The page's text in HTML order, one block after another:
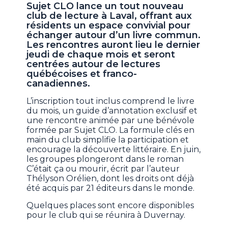
Sujet CLO lance un tout nouveau
club de lecture à Laval, offrant aux
résidents un espace convivial pour
échanger autour d’un livre commun.
Les rencontres auront lieu le dernier
jeudi de chaque mois et seront
centrées autour de lectures
québécoises et franco-
canadiennes.
L’inscription tout inclus comprend le livre
du mois, un guide d’annotation exclusif et
une rencontre animée par une bénévole
formée par Sujet CLO. La formule clés en
main du club simplifie la participation et
encourage la découverte littéraire. En juin,
les groupes plongeront dans le roman
C’était ça ou mourir, écrit par l’auteur
Thélyson Orélien, dont les droits ont déjà
été acquis par 21 éditeurs dans le monde.
Quelques places sont encore disponibles
pour le club qui se réunira à Duvernay.